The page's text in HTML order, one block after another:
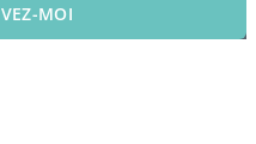
MOI